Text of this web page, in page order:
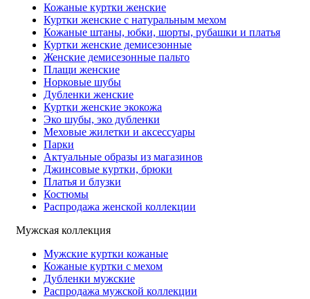
Кожаные куртки женские
Куртки женские с натуральным мехом
Кожаные штаны, юбки, шорты, рубашки и платья
Куртки женские демисезонные
Женские демисезонные пальто
Плащи женские
Норковые шубы
Дубленки женские
Куртки женские экокожа
Эко шубы, эко дубленки
Меховые жилетки и аксессуары
Парки
Актуальные образы из магазинов
Джинсовые куртки, брюки
Платья и блузки
Костюмы
Распродажа женской коллекции
Мужская коллекция
Мужские куртки кожаные
Кожаные куртки с мехом
Дубленки мужские
Распродажа мужской коллекции